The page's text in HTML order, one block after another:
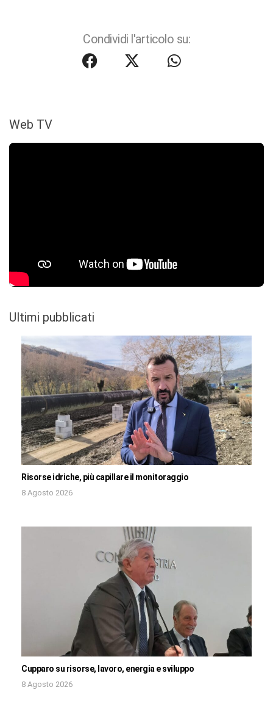
Condividi l'articolo su:
Web TV
Ultimi pubblicati
Risorse idriche, più capillare il monitoraggio
8 Agosto 2026
Cupparo su risorse, lavoro, energia e sviluppo
8 Agosto 2026